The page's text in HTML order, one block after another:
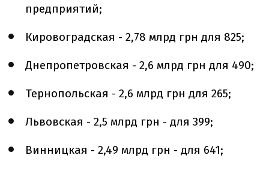
предприятий;
Кировоградская - 2,78 млрд грн для 825;
Днепропетровская - 2,6 млрд грн для 490;
Тернопольская - 2,6 млрд грн для 265;
Львовская - 2,5 млрд грн - для 399;
Винницкая - 2,49 млрд грн - для 641;